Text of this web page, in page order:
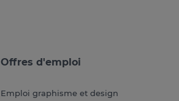
Offres d'emploi
Emploi graphisme et design